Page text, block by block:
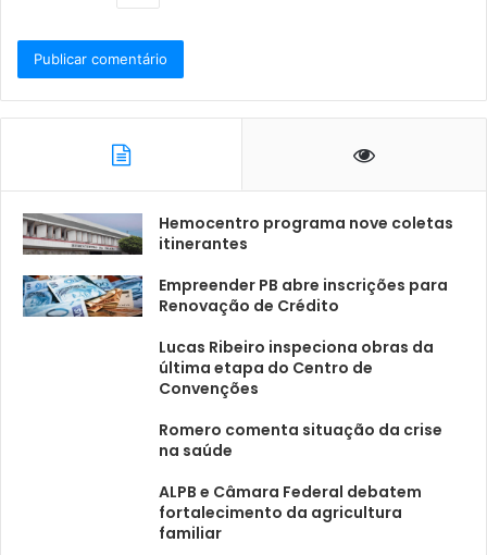
Hemocentro programa nove coletas
itinerantes
Empreender PB abre inscrições para
Renovação de Crédito
Lucas Ribeiro inspeciona obras da
última etapa do Centro de
Convenções
Romero comenta situação da crise
na saúde
ALPB e Câmara Federal debatem
fortalecimento da agricultura
familiar